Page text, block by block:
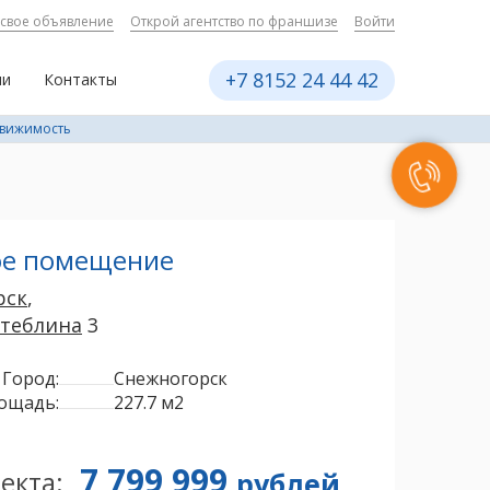
объявление Открой агентство по франшизе Войти
Контакты +7 8152 24 44 42
помещение
,
3
Город:
Снежногорск
227.7 м2
7 799 999